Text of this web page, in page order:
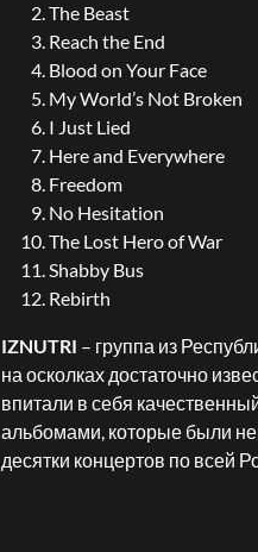
The Beast
Reach the End
Blood on Your Face
My World’s Not Broken
I Just Lied
Here and Everywhere
Freedom
No Hesitation
The Lost Hero of War
Shabby Bus
Rebirth
IZNUTRI – группа из
на осколках достаточно
впитали в себя
альбомами, которые были
десятки концертов по всей